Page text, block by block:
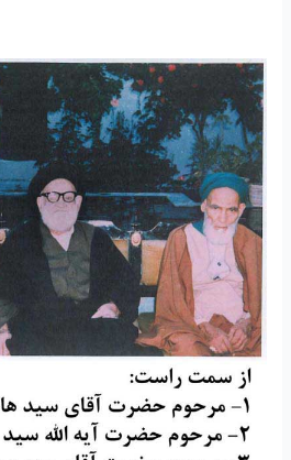
۷۲-
سرودۀ
مرحوم
آقای
حسن
مولوی
نسب
(قندهاری
)در
مدح
مولا
حضرت
علی
علیه
السلام